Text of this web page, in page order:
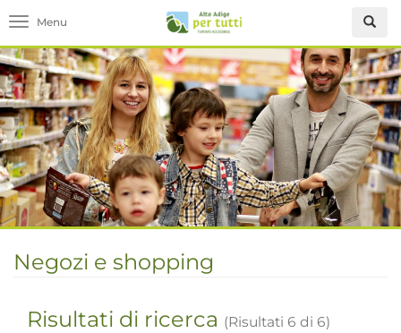
Toggle navigation
Negozi e shopping
Risultati di ricerca (Risultati 6 di 6)